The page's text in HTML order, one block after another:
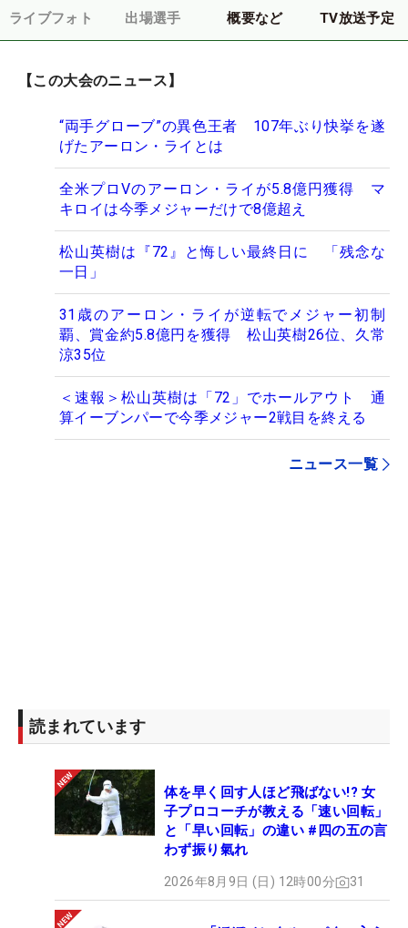
ライブフォト 出場選手 概要など TV放送予定
【この大会のニュース】
“両手グローブ”の異色王者 107年ぶり快挙を遂
げたアーロン・ライとは
全米プロVのアーロン・ライが5.8億円獲得 マ
キロイは今季メジャーだけで8億超え
松山英樹は『72』と悔しい最終日に 「残念な
一日」
31歳のアーロン・ライが逆転でメジャー初制
覇、賞金約5.8億円を獲得 松山英樹26位、久常
涼35位
＜速報＞松山英樹は「72」でホールアウト 通
算イーブンパーで今季メジャー2戦目を終える
ニュース一覧
読まれています
体を早く回す人ほど飛ばない!? 女
子プロコーチが教える「速い回転」
と「早い回転」の違い #四の五の言
わず振り氣れ
2026年8月9日 (日) 12時00分 31